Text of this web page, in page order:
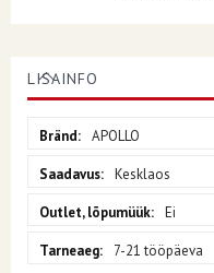
LISAINFO
APOLLO
Kesklaos
Ei
7-21 tööpäeva